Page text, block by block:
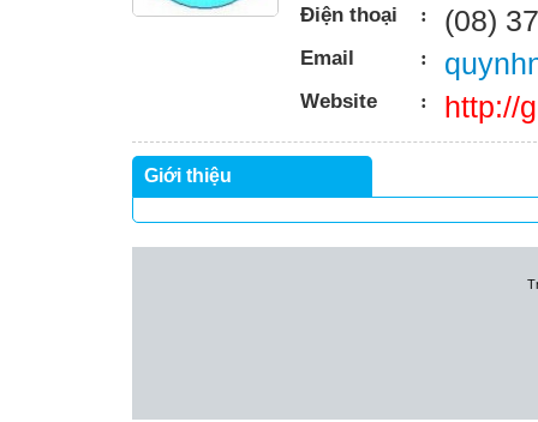
Điện thoại : (08)
Email :
Website : http://
Giới thiệu